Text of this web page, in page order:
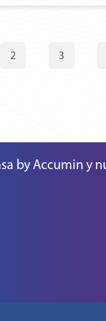
2 3
by Accumin y